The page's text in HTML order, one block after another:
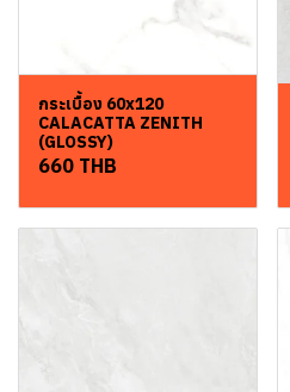
กระเบื้อง 60x120
CALACATTA ZENITH
(GLOSSY)
660 THB